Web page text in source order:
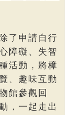
了申請自行
障礙、失智
活動，將樟
、趣味互動
館參觀回
，一起走出